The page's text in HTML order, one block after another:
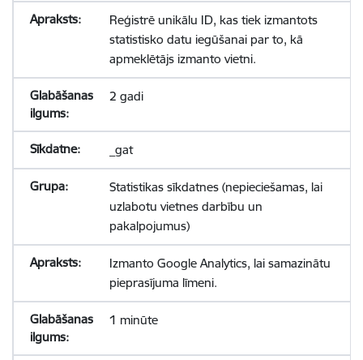
Reģistrē unikālu ID, kas tiek izmantots
statistisko datu iegūšanai par to, kā
apmeklētājs izmanto vietni.
2 gadi
_gat
Statistikas sīkdatnes (nepieciešamas, lai
uzlabotu vietnes darbību un
pakalpojumus)
Izmanto Google Analytics, lai samazinātu
pieprasījuma līmeni.
1 minūte